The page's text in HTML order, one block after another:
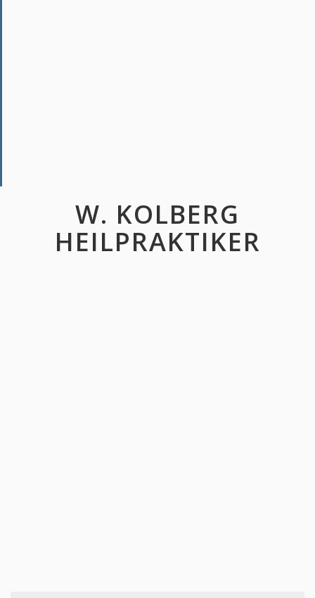
W. KOLBERG
HEILPRAKTIKER